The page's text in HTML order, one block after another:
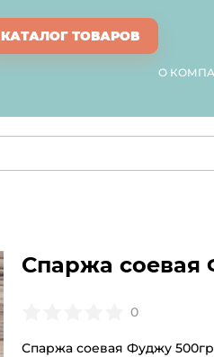
КАТАЛОГ ТОВАРОВ
О
Спаржа соевая
0
Спаржа соевая Фуджу